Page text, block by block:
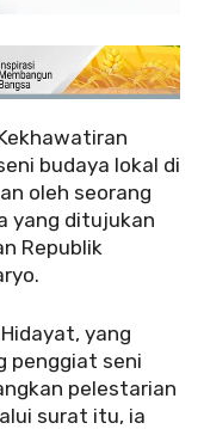
budaya lokal di
oleh seorang
yang ditujukan
Republik
yang
penggiat seni
pelestarian
surat itu, ia